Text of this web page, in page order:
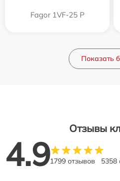
Fagor 1VF-25 P
Показать
Отзывы
4.91799 отзывов 5358